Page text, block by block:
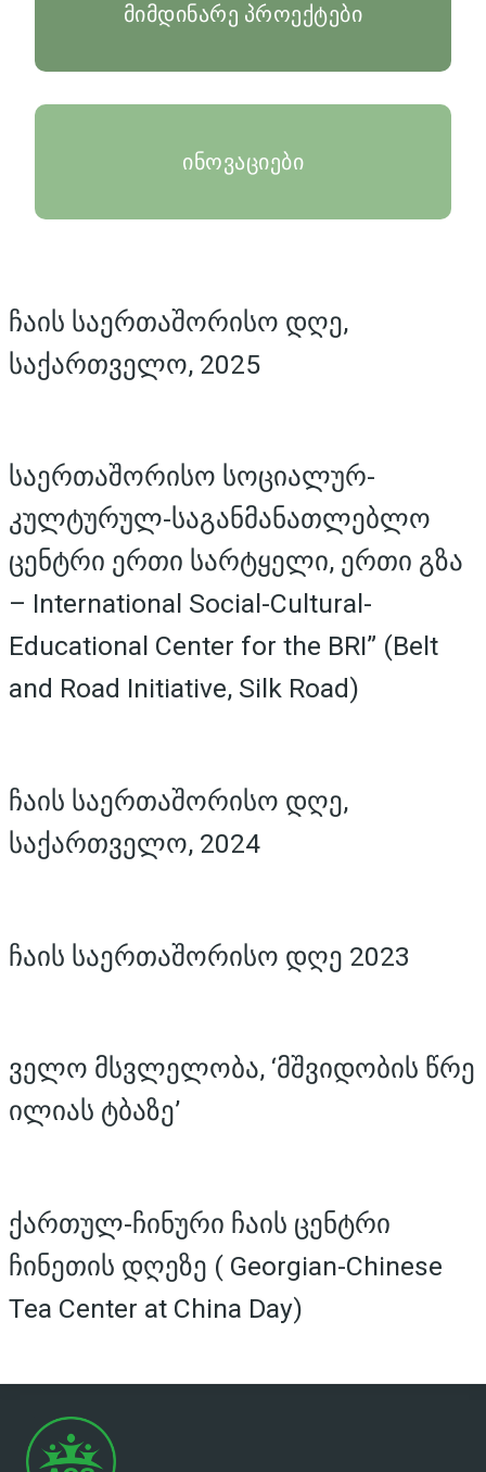
მიმდინარე პროექტები
ინოვაციები
ჩაის საერთაშორისო დღე,
საქართველო, 2025
საერთაშორისო სოციალურ-
კულტურულ-საგანმანათლებლო
ცენტრი ერთი სარტყელი, ერთი გზა
– International Social-Cultural-
Educational Center for the BRI” (Belt
and Road Initiative, Silk Road)
ჩაის საერთაშორისო დღე,
საქართველო, 2024
ჩაის საერთაშორისო დღე 2023
ველო მსვლელობა, ‘მშვიდობის წრე
ილიას ტბაზე’
ქართულ-ჩინური ჩაის ცენტრი
ჩინეთის დღეზე ( Georgian-Chinese
Tea Center at China Day)